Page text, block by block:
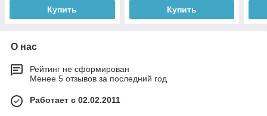
Купить Купить
О нас
Рейтинг не сформирован
Менее 5 отзывов за последний год
Работает с 02.02.2011